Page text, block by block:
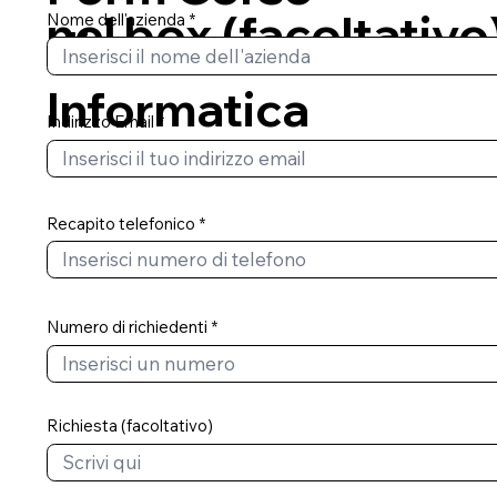
nel box
di
Informatica
Nome dell'azienda
Indirizzo Email
Recapito telefonico
Numero di richiedenti
Richiesta (facoltativo)